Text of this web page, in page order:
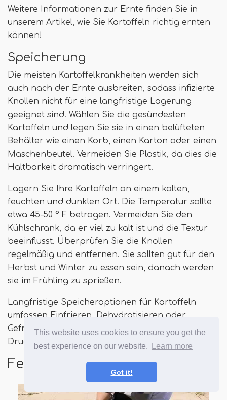
This website uses cookies to ensure you get the
best experience on our website.
Learn more
Got it!
Weitere Informationen zur Ernte finden Sie in
unserem Artikel, wie Sie Kartoffeln richtig ernten
können!
Speicherung
Die meisten Kartoffelkrankheiten werden sich
auch nach der Ernte ausbreiten, sodass infizierte
Knollen nicht für eine langfristige Lagerung
geeignet sind. Wählen Sie die gesündesten
Kartoffeln und legen Sie sie in einen belüfteten
Behälter wie einen Korb, einen Karton oder einen
Maschenbeutel. Vermeiden Sie Plastik, da dies die
Haltbarkeit dramatisch verringert.
Lagern Sie Ihre Kartoffeln an einem kalten,
feuchten und dunklen Ort. Die Temperatur sollte
etwa 45-50 ° F betragen. Vermeiden Sie den
Kühlschrank, da er viel zu kalt ist und die Textur
beeinflusst. Überprüfen Sie die Knollen
regelmäßig und entfernen. Sie sollten gut für den
Herbst und Winter zu essen sein, danach werden
sie im Frühling zu sprießen.
Langfristige Speicheroptionen für Kartoffeln
umfassen Einfrieren, Dehydratisieren oder
Gefriertrocknen. Es gibt auch Methoden zur
Druckverzerrungskartoffeln.
Fehlerbehebung